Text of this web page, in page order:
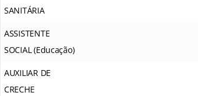
SANITÁRIA
ASSISTENTE
SOCIAL (Educação)
AUXILIAR DE
CRECHE